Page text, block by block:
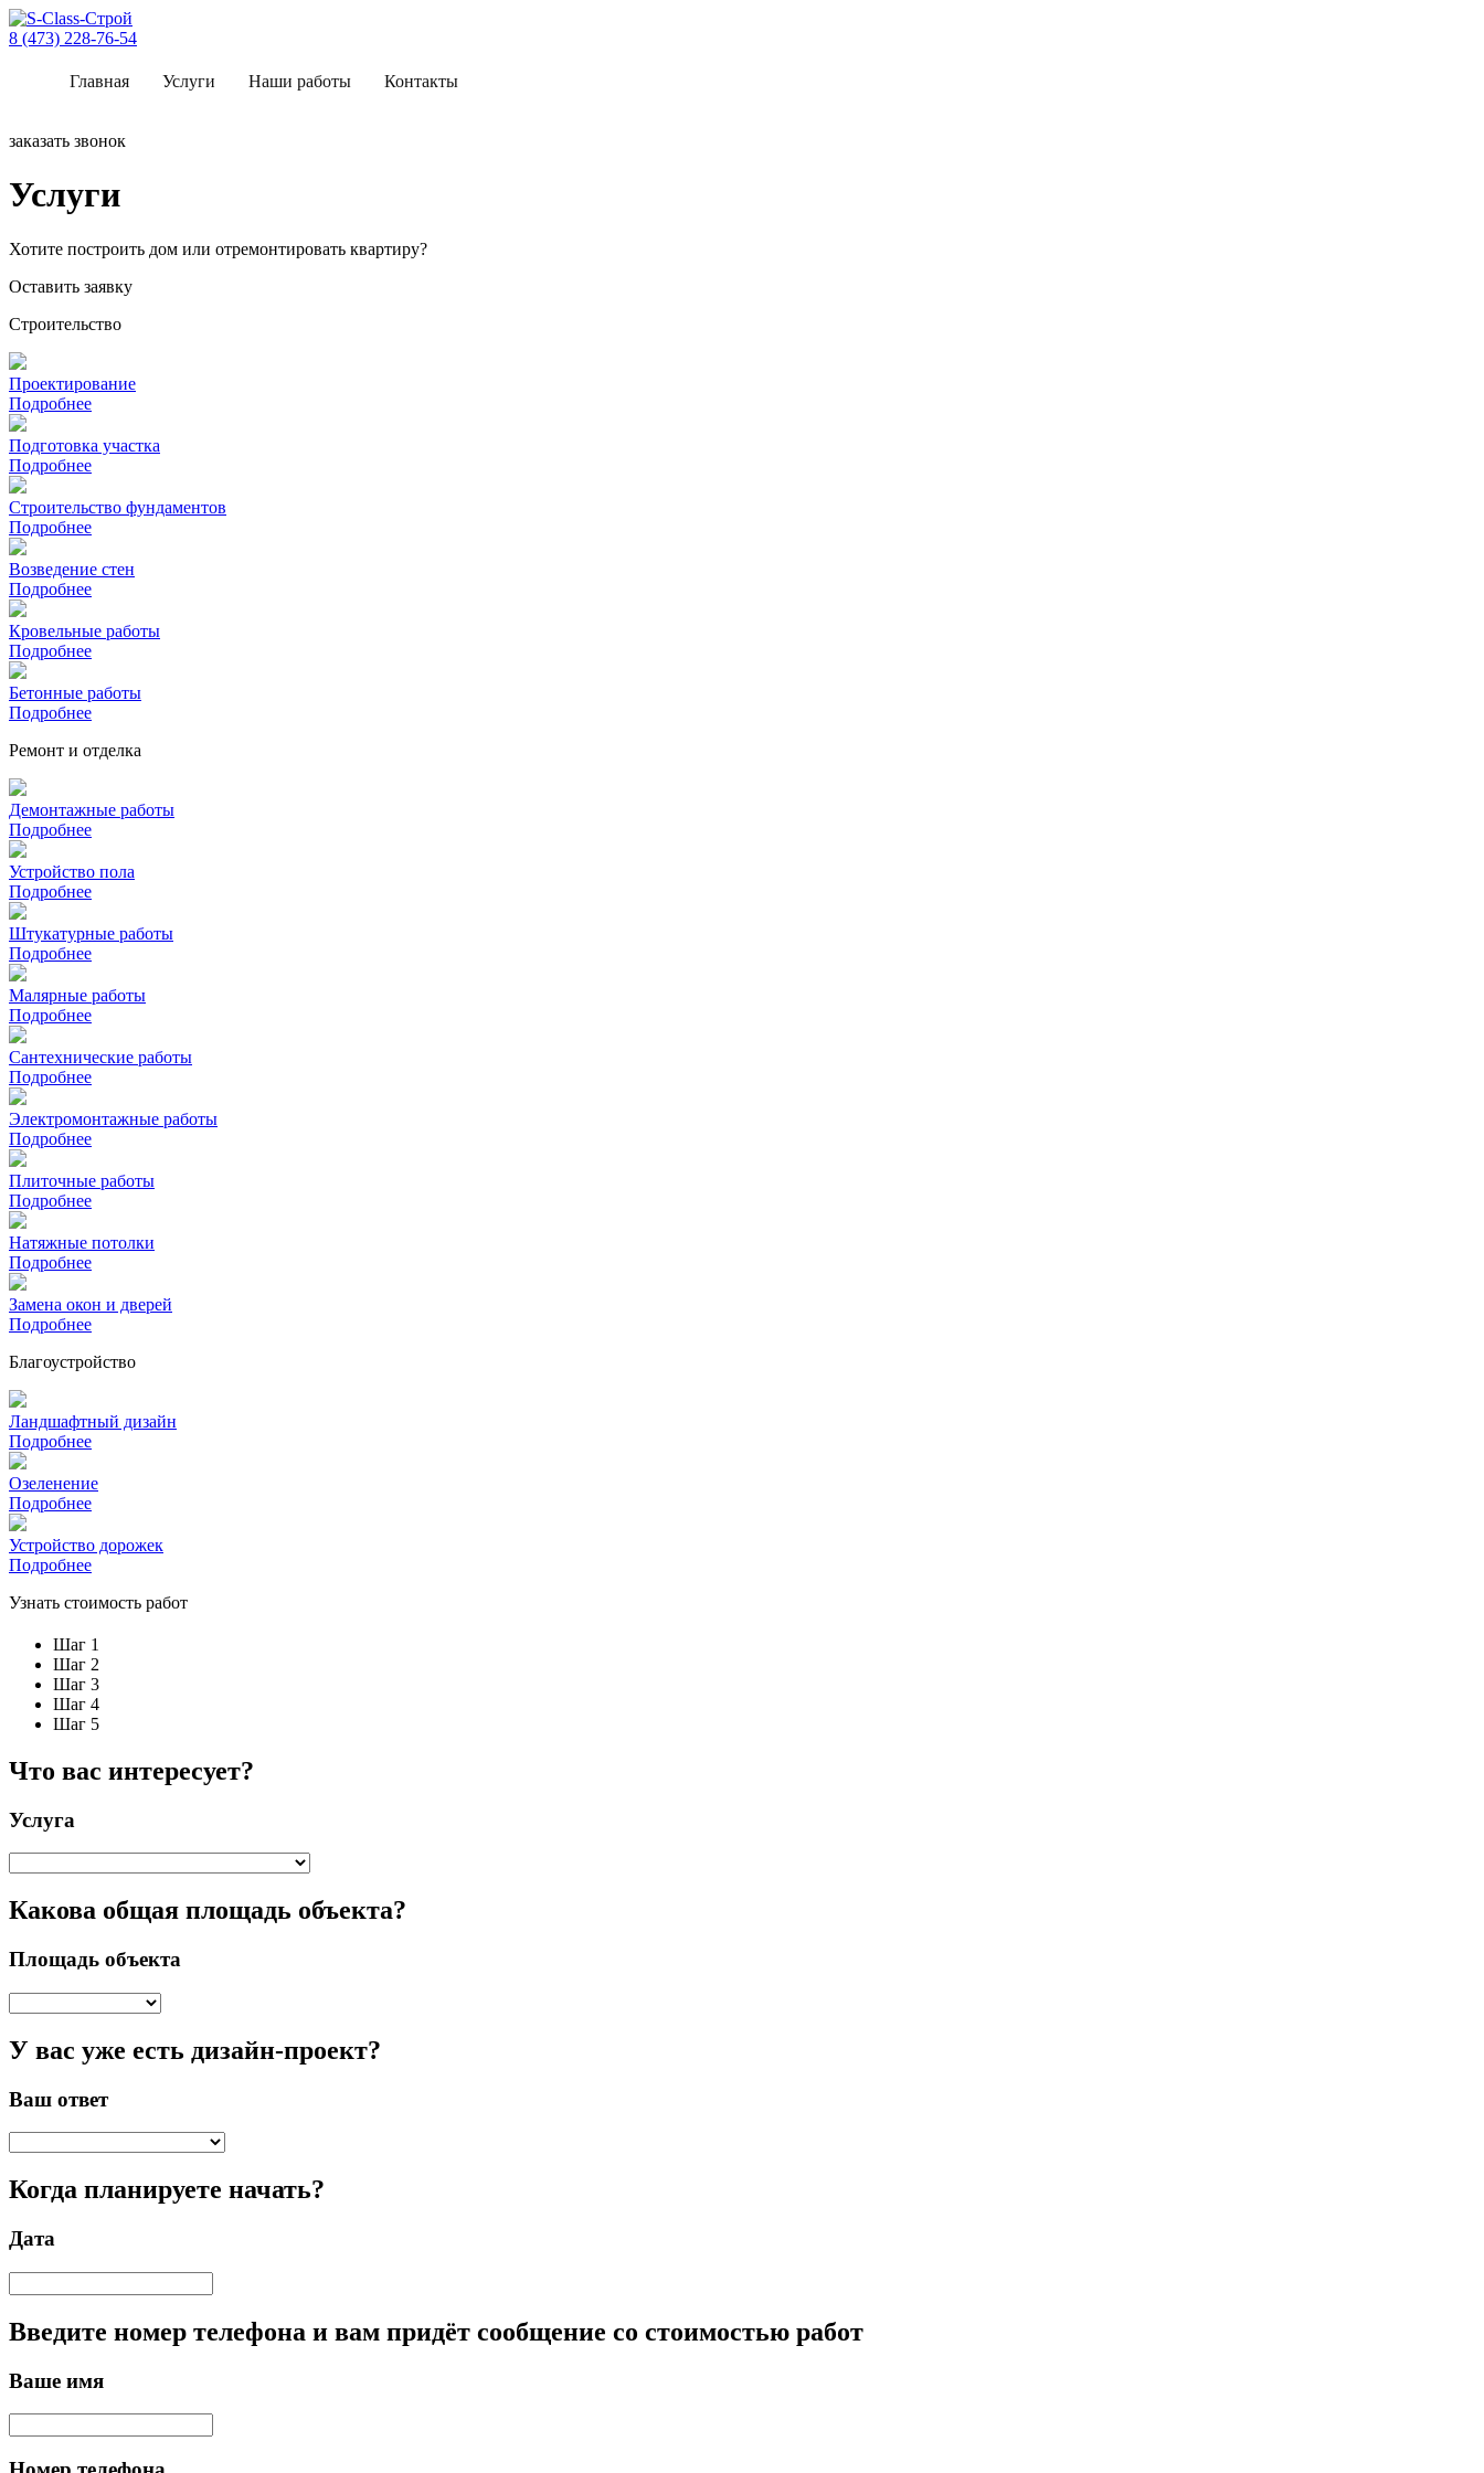
8 (473) 228-76-54
Главная Услуги Наши работы Контакты
заказать звонок
Услуги
Хотите построить дом или отремонтировать квартиру?
Оставить заявку
Строительство
Проектирование
Подробнее
Подготовка участка
Подробнее
Строительство фундаментов
Подробнее
Возведение стен
Подробнее
Кровельные работы
Подробнее
Бетонные работы
Подробнее
Ремонт и отделка
Демонтажные работы
Подробнее
Устройство пола
Подробнее
Штукатурные работы
Подробнее
Малярные работы
Подробнее
Сантехнические работы
Подробнее
Электромонтажные работы
Подробнее
Плиточные работы
Подробнее
Натяжные потолки
Подробнее
Замена окон и дверей
Подробнее
Благоустройство
Ландшафтный дизайн
Подробнее
Озеленение
Подробнее
Устройство дорожек
Подробнее
Узнать стоимость работ
Шаг 1
Шаг 2
Шаг 3
Шаг 4
Шаг 5
Что вас интересует?
Услуга
Какова общая площадь объекта?
Площадь объекта
У вас уже есть дизайн-проект?
Ваш ответ
Когда планируете начать?
Дата
Введите номер телефона и вам придёт сообщение со стоимостью работ
Ваше имя